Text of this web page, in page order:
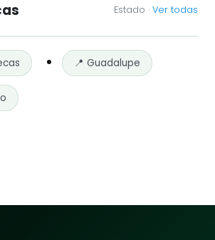
Estado · Ver todas
📍 Guadalupe